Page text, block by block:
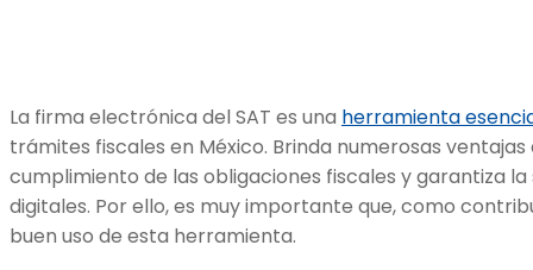
La firma electrónica del SAT es una herramienta
trámites fiscales en México. Brinda numerosas
cumplimiento de las obligaciones fiscales y garantiza
digitales. Por ello, es muy importante que, como
buen uso de esta herramienta.